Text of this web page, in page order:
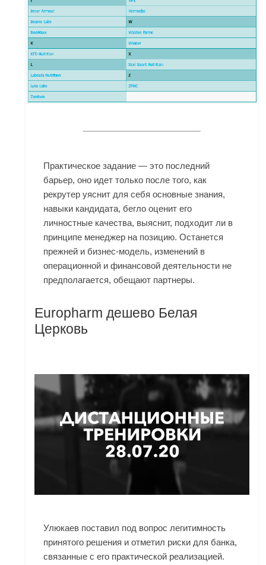
Практическое задание — это последний
барьер, оно идет только после того, как
рекрутер уяснит для себя основные знания,
навыки кандидата, бегло оценит его
личностные качества, выяснит, подходит ли в
принципе менеджер на позицию. Останется
прежней и бизнес-модель, изменений в
операционной и финансовой деятельности не
предполагается, обещают партнеры.
Europharm дешево Белая
Церковь
Улюкаев поставил под вопрос легитимность
принятого решения и отметил риски для банка,
связанные с его практической реализацией.